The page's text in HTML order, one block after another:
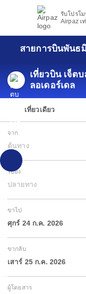
รับโปรโ
Airpaz
สายการบินพันธ
เที่ยวบิน เจ็ต
ลอเดอร์เดล
เที่ยวเดียว
จาก
ต้นทาง
ไปยัง
ปลายทาง
ขาไป
ศุกร์ 24 ก.ค. 2026
ขากลับ
เสาร์ 25 ก.ค. 2026
ผู้โดยสาร